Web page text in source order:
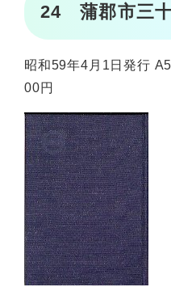
24 蒲郡市三
昭和59年4月1日発行
00円